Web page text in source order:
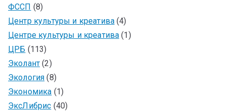
ФССП (8)
Центр культуры и креатива (4)
Центре культуры и креатива (1)
ЦРБ (113)
Эколант (2)
Экология (8)
Экономика (1)
ЭксЛибрис (40)